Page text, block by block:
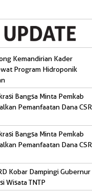
Kemandirian Kader
Program Hidroponik
Bangsa Minta Pemkab
Pemanfaatan Dana CSR
Bangsa Minta Pemkab
Pemanfaatan Dana CSR
Kobar Dampingi Gubernur
Wisata TNTP